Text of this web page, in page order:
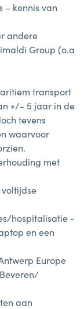
– kennis van
andere
Group (o.a
transport
+/- 5 jaar in de
tevens
waarvoor
met
hospitalisatie -
en een
Europe
aan